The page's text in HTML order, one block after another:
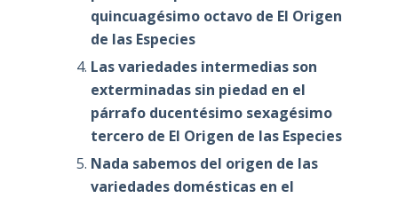
quincuagésimo octavo de El Origen
de las Especies
Las variedades intermedias son
exterminadas sin piedad en el
párrafo ducentésimo sexagésimo
tercero de El Origen de las Especies
Nada sabemos del origen de las
variedades domésticas en el